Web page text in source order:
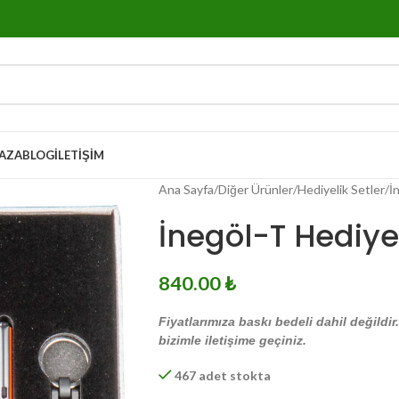
BLOGİLETIŞIM
Ana Sayfa Diğer Ürünler Hediyelik Setler
İnegöl-T
840.00₺
Fiyatlarımıza baskı bedeli dahil
bizimle iletişime geçiniz.
467 adet stokta